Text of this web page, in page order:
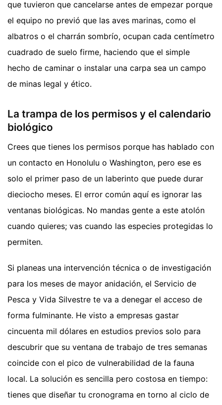
que tuvieron que cancelarse antes de empezar porque
el equipo no previó que las aves marinas, como el
albatros o el charrán sombrío, ocupan cada centímetro
cuadrado de suelo firme, haciendo que el simple
hecho de caminar o instalar una carpa sea un campo
de minas legal y ético.
La trampa de los permisos y el calendario
biológico
Crees que tienes los permisos porque has hablado con
un contacto en Honolulu o Washington, pero ese es
solo el primer paso de un laberinto que puede durar
dieciocho meses. El error común aquí es ignorar las
ventanas biológicas. No mandas gente a este atolón
cuando quieres; vas cuando las especies protegidas lo
permiten.
Si planeas una intervención técnica o de investigación
para los meses de mayor anidación, el Servicio de
Pesca y Vida Silvestre te va a denegar el acceso de
forma fulminante. He visto a empresas gastar
cincuenta mil dólares en estudios previos solo para
descubrir que su ventana de trabajo de tres semanas
coincide con el pico de vulnerabilidad de la fauna
local. La solución es sencilla pero costosa en tiempo:
tienes que diseñar tu cronograma en torno al ciclo de